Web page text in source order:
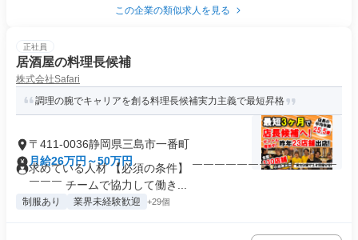
この企業の類似求人を見る
正社員
居酒屋の料理長候補
株式会社Safari
調理の腕でキャリアを創る料理長候補実力主義で最短昇格
〒411-0036静岡県三島市一番町
月給26万円～50万円
求めている人材 【必須の条件】 ￣￣￣￣￣￣￣￣￣￣￣￣￣
￣￣￣ チームで協力して働き...
制服あり 業界未経験歓迎 +29個